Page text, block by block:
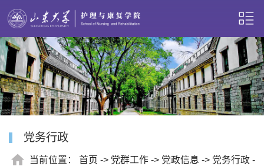
党务行政
当前位置： 首页 -> 党群工作 -> 党政信息 -> 党务行政 -